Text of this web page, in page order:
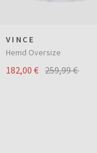
VINCE
Hemd Oversize
182,00 € 259,99 €